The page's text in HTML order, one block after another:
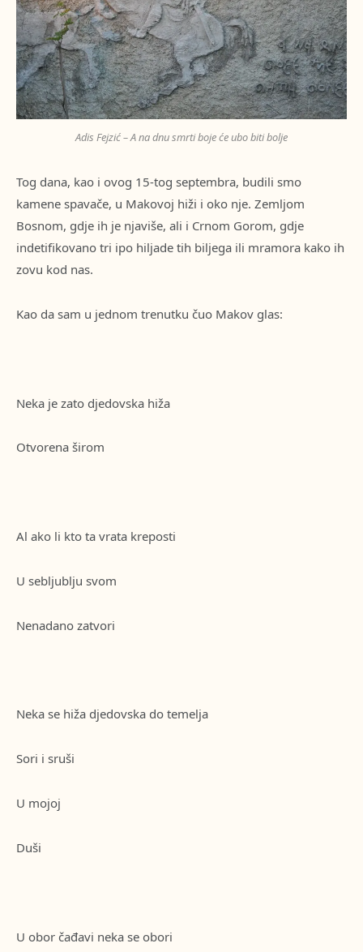
Adis Fejzić – A na dnu smrti boje će ubo biti bolje
Tog dana, kao i ovog 15-tog septembra, budili smo
kamene spavače, u Makovoj hiži i oko nje. Zemljom
Bosnom, gdje ih je njaviše, ali i Crnom Gorom, gdje
indetifikovano tri ipo hiljade tih biljega ili mramora kako ih
zovu kod nas.
Kao da sam u jednom trenutku čuo Makov glas:
Neka je zato djedovska hiža
Otvorena širom
Al ako li kto ta vrata kreposti
U sebljublju svom
Nenadano zatvori
Neka se hiža djedovska do temelja
Sori i sruši
U mojoj
Duši
U obor čađavi neka se obori